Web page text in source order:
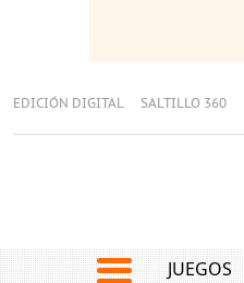
EDICIÓN DIGITAL SALTILLO 360
JUEGOS